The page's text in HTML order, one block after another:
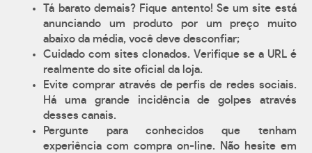
Tá barato demais? Fique antento! Se um site está
anunciando um produto por um preço muito
abaixo da média, você deve desconfiar;
Cuidado com sites clonados. Verifique se a URL é
realmente do site oficial da loja.
Evite comprar através de perfis de redes sociais.
Há uma grande incidência de golpes através
desses canais.
Pergunte para conhecidos que tenham
experiência com compra on-line. Não hesite em